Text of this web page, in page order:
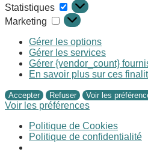
Statistiques
Marketing
Gérer les options
Gérer les services
Gérer {vendor_count}
En savoir plus sur ces
Accepter Refuser Voir les
Voir les préférences
Politique de Cookies
Politique de confidentialité